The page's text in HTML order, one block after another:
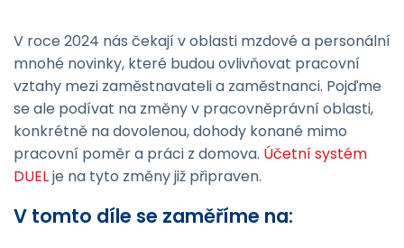
V roce 2024 nás čekají v oblasti mzdové a personální
mnohé novinky, které budou ovlivňovat pracovní
vztahy mezi zaměstnavateli a zaměstnanci. Pojďme
se ale podívat na změny v pracovněprávní oblasti,
konkrétně na dovolenou, dohody konané mimo
pracovní poměr a práci z domova. Účetní systém
DUELje na tyto změny již připraven.
V tomto díle se zaměříme na: